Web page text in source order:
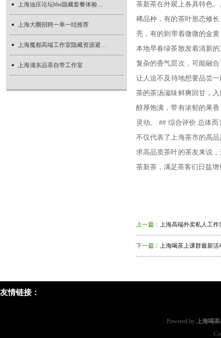
上海油压论坛bbs隐藏套餐体验实录_490
上海大圈招聘一单一结推荐
上海魔都高端工作室隐藏资源避坑指南
上海浦东品茶自带工作室
茶新茶在外观上各具特色
稀品种，有的茶叶形态修
亮，有的则带着微微的金
本地早春绿茶散发着清新
复杂的香气层次，可能融
让人迫不及待地想要品尝
茶的茶汤滋味鲜爽回甘，
醇厚饱满，带有浓郁的果
灵动。 ## 综合评价 总体
不仅代表了上海茶市的高
求高品质茶叶的茶友来说
茶新茶，满足茶客们日益增
上一篇： 上海高端外卖私人工作
下一篇： 上海喝茶上课群最新活
友情链接：
Powered by 上海喝